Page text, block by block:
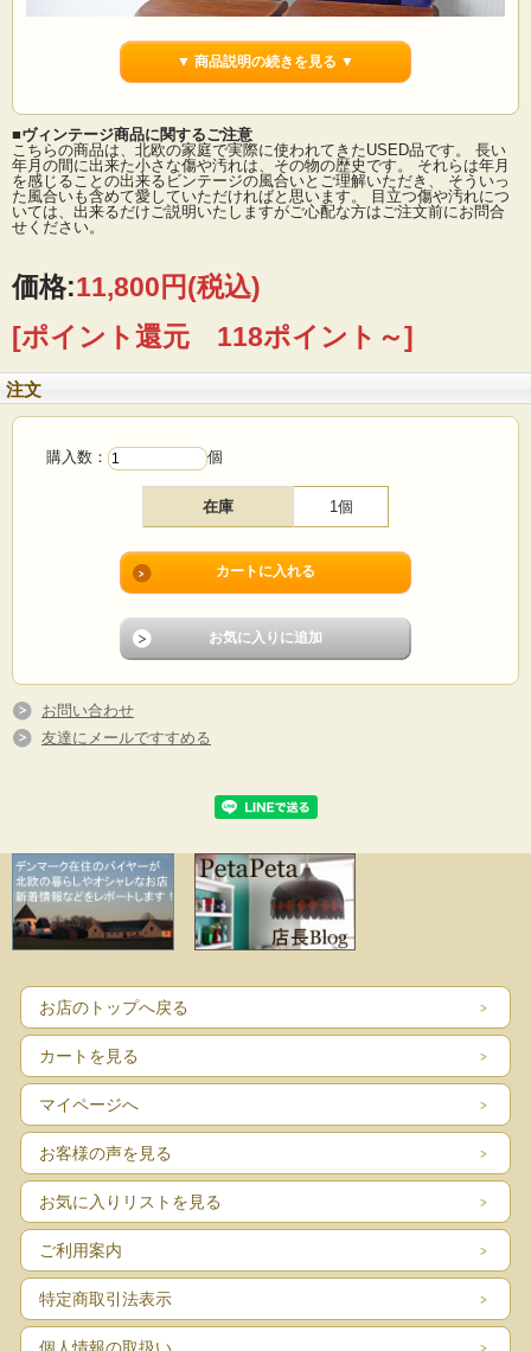
スウェーデン、Rorstrand（ロールストランド）の蓋つきポットです。こちらはニ
ューキッチンシリーズとしてキッチンを彩る可愛らしいデザインのポットが特徴
です。塩を入れるポットです。壁に沿わせて平置き、また壁に掛ける穴もありま
愛らしく、お勧めですよ。木製の蓋は、固定されていませんので洗う時も便利で
す。
■製造国：スウェーデン/1969年
■メーカー：Rorstrand（ロールストランド）
■サイズ ：横幅13cm、背もたれ高さ20cm、入れる部分だけの高さ10.5cm
■コンディション：使用感少なめで、よいヴィンテージコンディションです。
▼ 商品説明の続きを見る ▼
■ヴィンテージ商品に関するご注意
こちらの商品は、北欧の家庭で実際に使われてきたUSED品です。 長い
年月の間に出来た小さな傷や汚れは、その物の歴史です。 それらは年月
を感じることの出来るビンテージの風合いとご理解いただき、 そういっ
た風合いも含めて愛していただければと思います。 目立つ傷や汚れにつ
いては、出来るだけご説明いたしますがご心配な方はご注文前にお問合
せください。
価格:11,800円(税込)
[ポイント還元 118ポイント～]
注文
購入数： 個
在庫 1個
お問い合わせ
友達にメールですすめる
お店のトップへ戻る
カートを見る
マイページへ
お客様の声を見る
お気に入りリストを見る
ご利用案内
特定商取引法表示
個人情報の取扱い